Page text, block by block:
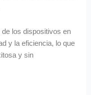
de los dispositivos en
y la eficiencia, lo que
y sin